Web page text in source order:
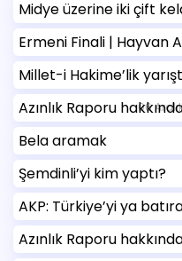
Midye üzerine iki çift
Ermeni Finali | Hayvan
Millet-i Hakime’lik
Azınlık Raporu 06
Bela aramak
Şemdinli’yi kim yaptı?
AKP: Türkiye’yi ya
Azınlık Raporu